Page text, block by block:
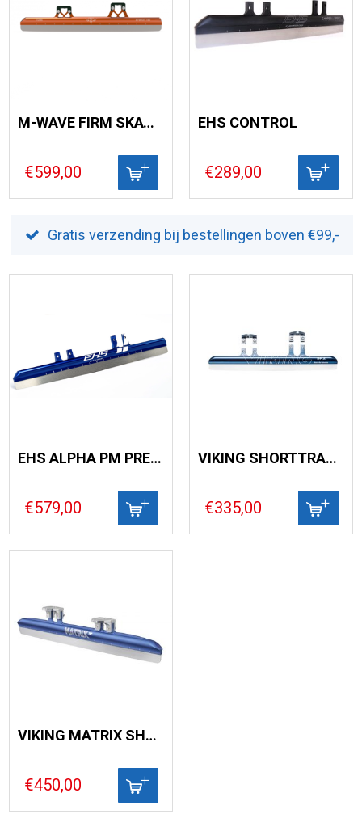
M-WAVE FIRM SKATE-TEC
€599,00
EHS CONTROL
€289,00
Gratis verzending bij bestellingen boven €99,-
EHS ALPHA PM PREBENT
€579,00
VIKING SHORTTRACK SR 2
€335,00
VIKING MATRIX SHORTTRACK
€450,00